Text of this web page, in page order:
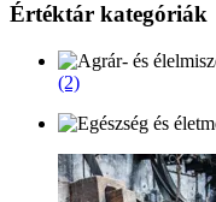
Értéktár kategóriák
(2)